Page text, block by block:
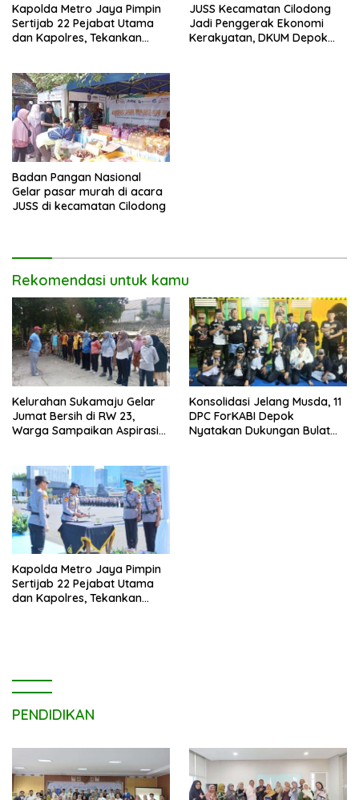
Kapolda Metro Jaya Pimpin
Sertijab 22 Pejabat Utama
dan Kapolres, Tekankan
JUSS Kecamatan Cilodong
Jadi Penggerak Ekonomi
Kerakyatan, DKUM Depok
Badan Pangan Nasional
Gelar pasar murah di acara
JUSS di kecamatan Cilodong
Rekomendasi untuk kamu
Kelurahan Sukamaju Gelar
Jumat Bersih di RW 23,
Warga Sampaikan Aspirasi
Konsolidasi Jelang Musda, 11
DPC ForKABI Depok
Nyatakan Dukungan Bulat
Kapolda Metro Jaya Pimpin
Sertijab 22 Pejabat Utama
dan Kapolres, Tekankan
PENDIDIKAN